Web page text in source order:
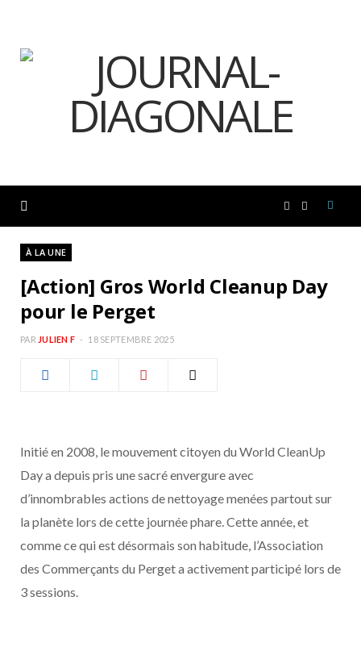
o
k
s
r
a
À LA UNE
[Action] Gros World Cleanup Day
pour le Perget
PAR JULIEN F 18 SEPTEMBRE 2025
Initié en 2008, le mouvement citoyen du World CleanUp
Day a depuis pris une sacré envergure avec
d’innombrables actions de nettoyage menées partout sur
la planète lors de cette journée phare. Cette année, et
comme ce qui est désormais son habitude, l’Association
des Commerçants du Perget a activement participé lors de
3 sessions.